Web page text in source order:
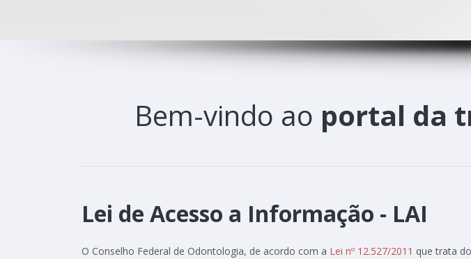
Bem-vindo ao portal da
Lei de Acesso a Informação - LAI
O Conselho Federal de Odontologia, de acordo com a Lei nº 12.527/2011 que trata